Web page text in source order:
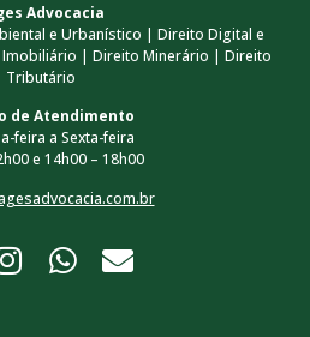
Advocacia
e Urbanístico | Direito Digital e
| Direito Minerário | Direito
Tributário
de Atendimento
feira a Sexta-feira
e 14h00 – 18h00